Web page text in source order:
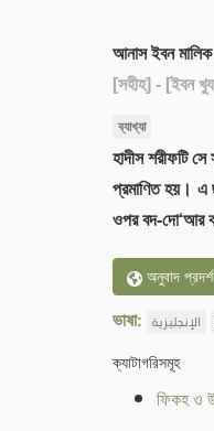
আনাস ইবন
[সহীহ] - [ইবন
ব্যাখ্যা
হাদীস শরীফটি
প্রমাণিত হয়। এ
ওপর বদ-দো‘আর
অনুবাদ
ভাষা: الإنجليزية
ক্যাটাগরিসমূহ
ফিকহ ও